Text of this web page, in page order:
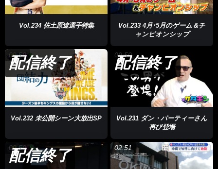
Vol.234 佐土原遼選手特集
Vol.233 4月･5月のゲーム＆チ
ャンピオンシップ
09:50
配信終了
Vol.232 未公開シーン大放出SP
09:50
配信終了
Vol.231 ダン・パーティーさん
再び登場
09:50
配信終了 02:51